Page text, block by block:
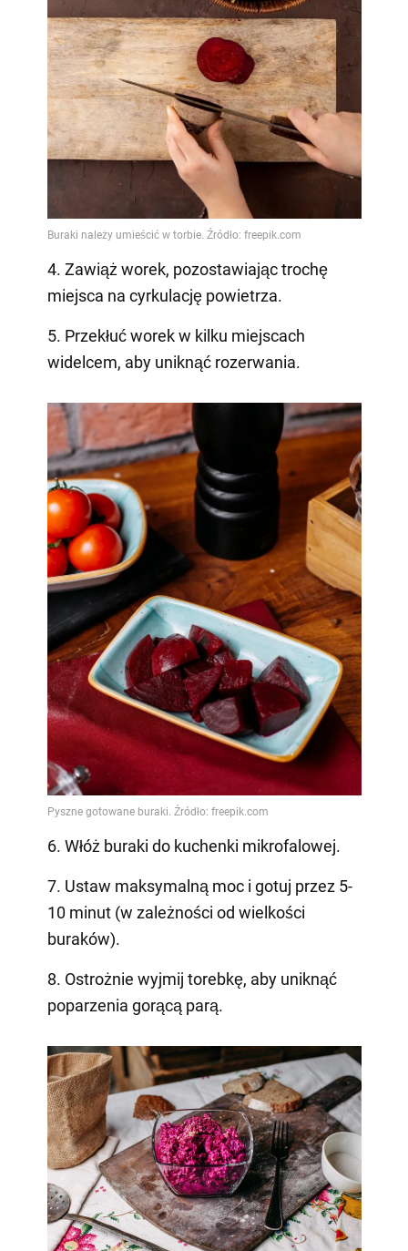
4. Zawiąż worek, pozostawiając trochę
miejsca na cyrkulację powietrza.
5. Przekłuć worek w kilku miejscach
widelcem, aby uniknąć rozerwania.
6. Włóż buraki do kuchenki mikrofalowej.
7. Ustaw maksymalną moc i gotuj przez 5-
10 minut (w zależności od wielkości
buraków).
8. Ostrożnie wyjmij torebkę, aby uniknąć
poparzenia gorącą parą.